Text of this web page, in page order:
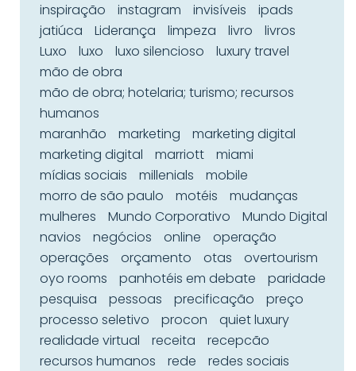
inspiração
instagram invisíveis
ipads
jatiúca
Liderança limpeza livro
livros
Luxo
luxo luxo silencioso
luxury travel
mão de obra
mão de obra; hotelaria; turismo; recursos
humanos
maranhão
marketing
marketing digital
marketing digital
marriott
miami
mídias sociais
millenials
mobile
morro de são paulo
motéis
mudanças
mulheres
Mundo Corporativo
Mundo Digital
navios
negócios online
operação
operações
orçamento otas
overtourism
oyo rooms
panhotéis em debate
paridade
pesquisa
pessoas precificação
preço
processo seletivo
procon
quiet luxury
realidade virtual
receita
recepcão
recursos humanos
rede
redes sociais